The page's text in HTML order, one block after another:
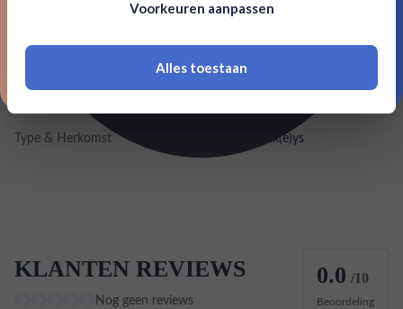
18 jaar of ouder zijn0,5L
Land van herkomst
Type & Herkomst Overige whisk(e)ys
KLANTEN REVIEWS
Nog geen reviews
0.0 /10
Beoordeling
Voorkeuren aanpassen
Alles toestaan